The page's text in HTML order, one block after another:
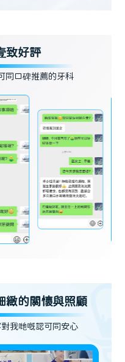
致好評
同口碑推薦的牙科
緻的關懷與照顧
我哋嘅認可同安心